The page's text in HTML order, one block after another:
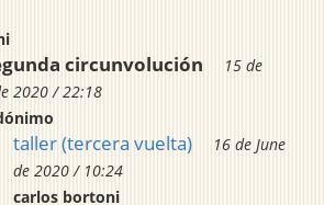
circunvolución
15 de
2020 / 22:18
taller (tercera vuelta)
16 de June
de 2020 / 10:24
carlos bortoni